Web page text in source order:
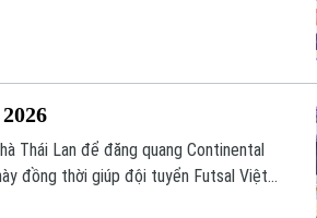
Thái Lan để đăng quang Continental
đồng thời giúp đội tuyển Futsal Việt